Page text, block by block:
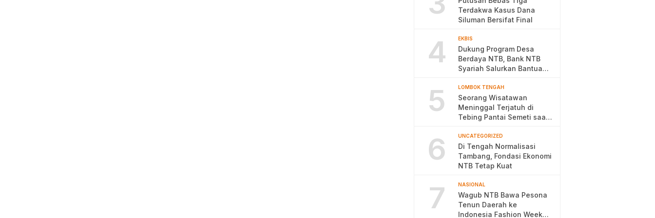
Terdakwa Kasus Dana
Siluman Bersifat Final
4 EKBIS
Dukung Program Desa
Berdaya NTB, Bank NTB
Syariah Salurkan Bantuan
5 LOMBOK TENGAH
Seorang Wisatawan
Meninggal Terjatuh di
Tebing Pantai Semeti saat
6 UNCATEGORIZED
Di Tengah Normalisasi
Tambang, Fondasi Ekonomi
NTB Tetap Kuat
7 NASIONAL
Wagub NTB Bawa Pesona
Tenun Daerah ke
Indonesia Fashion Week